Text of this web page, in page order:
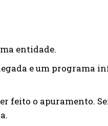
entidade.
e um programa
feito o apuramento.